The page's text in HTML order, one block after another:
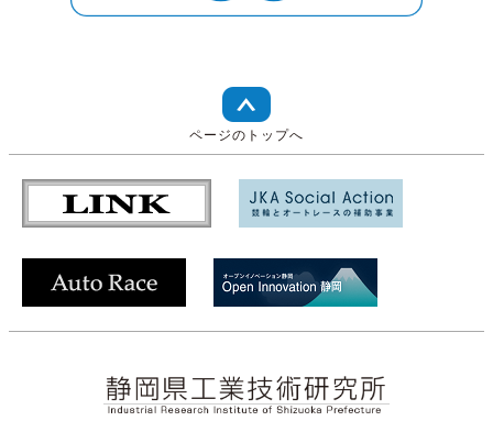
ページのトップへ